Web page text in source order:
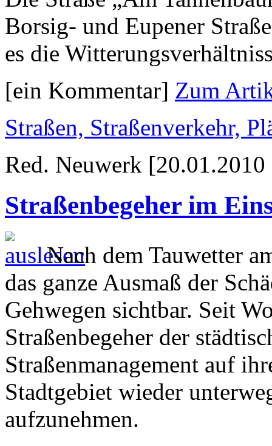
Borsig- und Eupener
es die
[ein Kommentar] Zum
Straßen, Straßenverkehr,
Red. Neuwerk
Straßenbegeher im
Nach dem Tauwetter
das ganze Ausmaß der
Gehwegen sichtbar. Seit
Straßenbegeher der
Straßenmanagement auf
Stadtgebiet wieder
aufzunehmen.